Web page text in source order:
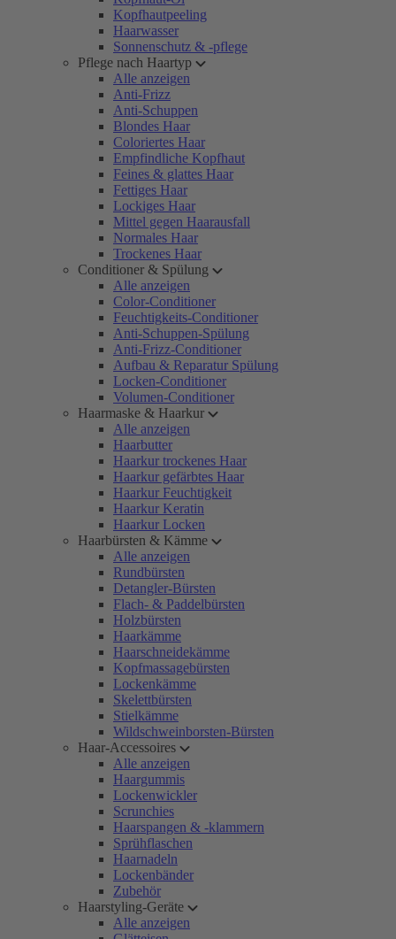
Kopfhautpeeling
Haarwasser
Sonnenschutz & -pflege
Pflege nach Haartyp
Alle anzeigen
Anti-Frizz
Anti-Schuppen
Blondes Haar
Coloriertes Haar
Empfindliche Kopfhaut
Feines & glattes Haar
Fettiges Haar
Lockiges Haar
Mittel gegen Haarausfall
Normales Haar
Trockenes Haar
Conditioner & Spülung
Alle anzeigen
Color-Conditioner
Feuchtigkeits-Conditioner
Anti-Schuppen-Spülung
Anti-Frizz-Conditioner
Aufbau & Reparatur Spülung
Locken-Conditioner
Volumen-Conditioner
Haarmaske & Haarkur
Alle anzeigen
Haarbutter
Haarkur trockenes Haar
Haarkur gefärbtes Haar
Haarkur Feuchtigkeit
Haarkur Keratin
Haarkur Locken
Haarbürsten & Kämme
Alle anzeigen
Rundbürsten
Detangler-Bürsten
Flach- & Paddelbürsten
Holzbürsten
Haarkämme
Haarschneidekämme
Kopfmassagebürsten
Lockenkämme
Skelettbürsten
Stielkämme
Wildschweinborsten-Bürsten
Haar-Accessoires
Alle anzeigen
Haargummis
Lockenwickler
Scrunchies
Haarspangen & -klammern
Sprühflaschen
Haarnadeln
Lockenbänder
Zubehör
Haarstyling-Geräte
Alle anzeigen